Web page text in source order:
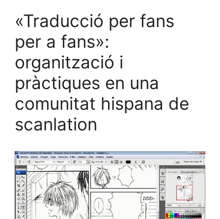
«Traducció per fans
per a fans»:
organització i
pràctiques en una
comunitat hispana de
scanlation